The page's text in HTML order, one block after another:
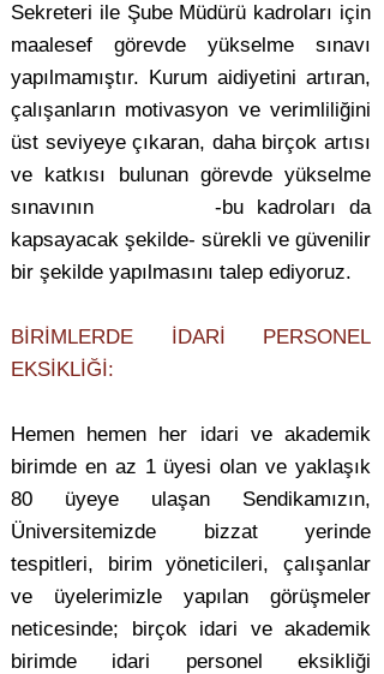
Sekreteri ile Şube Müdürü kadroları için
maalesef görevde yükselme sınavı
yapılmamıştır. Kurum aidiyetini artıran,
çalışanların motivasyon ve verimliliğini
üst seviyeye çıkaran, daha birçok artısı
ve katkısı bulunan görevde yükselme
sınavının -bu kadroları da
kapsayacak şekilde- sürekli ve güvenilir
bir şekilde yapılmasını talep ediyoruz.
BİRİMLERDE İDARİ PERSONEL
EKSİKLİĞİ:
Hemen hemen her idari ve akademik
birimde en az 1 üyesi olan ve yaklaşık
80 üyeye ulaşan Sendikamızın,
Üniversitemizde bizzat yerinde
tespitleri, birim yöneticileri, çalışanlar
ve üyelerimizle yapılan görüşmeler
neticesinde; birçok idari ve akademik
birimde idari personel eksikliği